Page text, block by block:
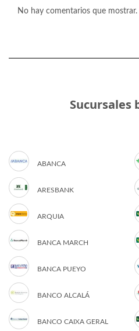
No hay comentarios que mostrar.
Sucursales
ABANCA
ARESBANK
ARQUIA
BANCA MARCH
BANCA PUEYO
BANCO ALCALÁ
BANCO CAIXA GERAL